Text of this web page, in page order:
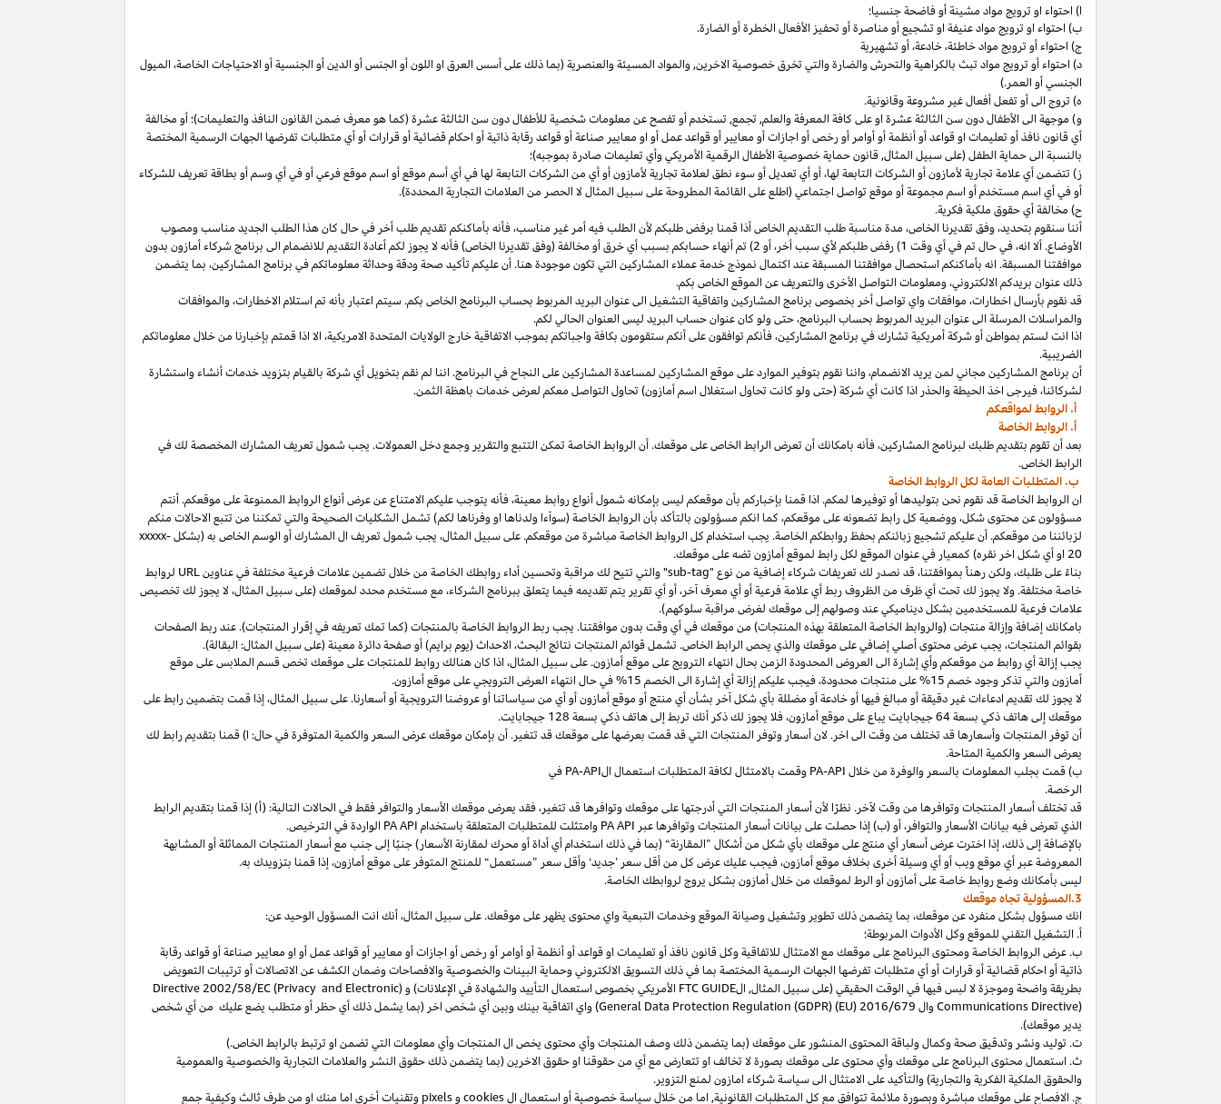
ا) احتواء او ترويج مواد مشينة أو فاضحة جنسيا؛
ب) احتواء او ترويج موادعنيفة او تشجيع أو مناصرة أو تحفيز الأفعال الخطرة أو الضارة.
ج) احتواء أو ترويج موادخاطئة،خادعة،أو تشهيرية
د) احتواء أو ترويج مواد تبث بالكراهية والتحرش والضارة والتي تخرق خصوصية الاخرين,والمواد المسيئة والعنصرية (بما ذلك على أسس العرق او اللون أو الجنس أو الدين أو الجنسية أو الاحتياجات الخاصة، الميول
الجنسي أو العمر.)
ه) تروج الى أو تفعل أفعال غير مشروعة وقانونية.
و) موجهة الى الأطفال دون سن الثالثة عشرة او على كافة المعرفة والعلم, تجمع, تستخدم أو تفصح عن معلومات شخصية للأطفال دون سن الثالثة عشرة (كما هو معرف ضمن القانون النافذ والتعليمات)؛ أو مخالفة
أي قانون نافذ أو تعليمات او قواعد أو أنظمة أو أوامر أو رخص أو اجازات أو معايير أو قواعد عمل أو او معايير صناعة أو قواعد رقابة ذاتية أو احكام قضائية أو قرارات أو أي متطلبات تفرضها الجهات الرسمية المختصة
بالنسبة الى حماية الطفل (على سبيل المثال, قانون حماية خصوصية الأطفال الرقمية الأمريكي وأي تعليمات صادرة بموجبه)؛
ز) تتضمن أي علامة تجارية لأمازون أو الشركات التابعة لها،أو أي تعديل أو سوء نطق لعلامة تجارية لأمازون أو أي من الشركات التابعة لها في أي أسم موقع أو اسم موقع فرعي أو في أي وسم أو بطاقة تعريف للشركاء
أو في أي اسم مستخدم أو اسم مجموعة أو موقع تواصل اجتماعي (اطلع على القائمة المطروحة على سبيل المثال لا الحصر من العلامات التجارية المحددة).
ح) مخالفة أي حقوق ملكية فكرية.
أننا سنقوم بتحديد،وفق تقديرنا الخاص، مدة مناسبة طلب التقديم الخاص أذا قمنا برفض طلبكم لأن الطلب فيه أمر غير مناسب،فأنه بأماكنكم تقديم طلب أخر في حال كان هذا الطلب الجديد مناسب ومصوب
الأوضاع. ألا انه،في حال تم في أي وقت 1) رفض طلبكم لأي سبب أخر،أو 2) تم أنهاء حسابكم بسبب أي خرق أو مخالفة (وفق تقديرنا الخاص)فأنه لا يجوز لكم أعادة التقديم للانضمام الى برنامج شركاء أمازون بدون
موافقتنا المسبقة. انه بأماكنكم استحصال موافقتنا المسبقة عند اكتمال نموذج خدمة عملاء المشاركين التي تكون موجودة هنا. أن عليكم تأكيد صحة ودقة وحداثة معلوماتكم في برنامج المشاركين، بما يتضمن
ذلك عنوان بريدكم الالكتروني،ومعلومات التواصل الأخرى والتعريف عن الموقع الخاص بكم.
قد نقوم بأرسال اخطارات، موافقات واي تواصل أخر بخصوص برنامج المشاركين واتفاقية التشغيل الى عنوان البريد المربوط بحساب البرنامج الخاص بكم. سيتم اعتبار بأنه تم استلام الاخطارات،والموافقات
والمراسلات المرسلة الى عنوان البريد المربوط بحساب البرنامج،حتى ولو كان عنوان حساب البريد ليس العنوان الحالي لكم.
اذا انت لستم بمواطن أو شركة أمريكية تشارك في برنامج المشاركين،فأنكم توافقون على أنكم ستقومون بكافة واجباتكم بموجب الاتفاقيةخارج الولايات المتحدة الامريكية، الا اذا قمتم بإخبارنا من خلال معلوماتكم
الضريبية.
أن برنامج المشاركين مجاني لمن يريد الانضمام،واننا نقوم بتوفير الموارد على موقع المشاركين لمساعدة المشاركين على النجاح في البرنامج. اننا لم نقم بتخويل أي شركة بالقيام بتزويد خدمات أنشاء واستشارة
لشركائنا،فيرجى اخذ الحيطة والحذر اذا كانت أي شركة (حتى ولو كانت تحاول استغلال اسم أمازون) تحاول التواصل معكم لعرض خدمات باهظة الثمن.
أ. الروابط لمواقعكم
أ. الروابط الخاصة
بعد أن تقوم بتقديم طلبك لبرنامج المشاركين،فأنه بامكانكأن تعرض الرابط الخاص على موقعك. أن الروابط الخاصة تمكن التتبع والتقرير وجمع دخل العمولات. يجب شمول تعريف المشارك المخصصة لك في
الرابط الخاص.
ب. المتطلبات العامة لكل الروابط الخاصة
ان الروابط الخاصة قد نقوم نحن بتوليدها أو توفيرها لمكم. اذا قمنا بإخباركم بأن موقعكم ليس بإمكانه شمول أنواع روابط معينة،فأنه يتوجب عليكم الامتناع عن عرض أنواع الروابط الممنوعة على موقعكم. أنتم
مسؤولون عن محتوىشكل،ووضعية كل رابط تضعونه على موقعكم، كما انكم مسؤولون بالتأكد بأن الروابط الخاصة (سوآءا ولدناها او وفرناها لكم) تشمل الشكليات الصحيحة والتي تمكننا من تتبع الاحالات منكم
لزبائننا من موقعكم. أن عليكم تشجيع زبائنكم بحفظ روابطكم الخاصة. يجب استخدام كل الروابط الخاصة مباشرة من موقعكم. على سبيل المثال، يجب شمول تعريف ال المشارك أو الوسم الخاص به (بشكلxxxxx-
20 او أي شكل اخر نقره) كمعيار في عنوان الموقع لكل رابط لموقع أمازون تضه على موقعك.
بناءً على طلبك، ولكن رهناً بموافقتنا، قد نصدر لك تعريفات شركاء إضافية من نوع "sub-tag" والتي تتيح لك مراقبة وتحسين أداء روابطك الخاصة من خلال تضمين علامات فرعية مختلفة في عناوينURL لروابط
خاصة مختلفة. ولا يجوز لك تحت أي ظرف من الظروف ربط أي علامة فرعية أو أي معرف آخر، أو أي تقرير يتم تقديمه فيما يتعلق ببرنامج الشركاء، مع مستخدم محدد لموقعك (على سبيل المثال، لا يجوز لك تخصيص
علامات فرعية للمستخدمين بشكل ديناميكي عند وصولهم إلى موقعك لغرض مراقبة سلوكهم).
بامكانك إضافة وإزالة منتجات (والروابط الخاصة المتعلقة بهذه المنتجات) من موقعك في أي وقت بدون موافقتنا. يجب ربط الروابط الخاصة بالمنتجات (كما تمك تعريفه في إقرار المنتجات). عند ربط الصفحات
بقوائم المنتجات، يجب عرض محتوىأصلي إضافي على موقعك والذي يحص الرابط الخاص. تشمل قوائم المنتجات نتائج البحث، الاحداث (يوم برايم) أو صفحة دائرة معينة (على سبيل المثال: البقالة).
يجب إزالة أي روابط من موقعكم وأي إشارة الى العروض المحدودة الزمن بحال انتهاء الترويج على موقع أمازون. على سبيل المثال، اذا كان هنالك روابط للمنتجات على موقعك تخص قسم الملابس على موقع
أمازون والتي تذكر وجود خصم 15% على منتجات محدودة،فيجب عليكم إزالة أي إشارة الى الخصم 15% في حال انتهاء العرض الترويجي على موقع أمازون.
لا يجوز لك تقديم ادعاءاتغيردقيقةأو مبالغفيهاأوخادعةأو مضللة بأيشكلآخر بشأنأي منتجأو موقعأمازونأوأي منسياساتناأوعروضنا الترويجيةأوأسعارنا.علىسبيل المثال،إذا قمت بتضمينرابطعلى
موقعكإلىهاتفذكي بسعة جيجابايت يباععلى موقعأمازون،فلا يجوز لكذكرأنك تربطإلىهاتفذكي بسعة جيجابايت.
أن توفر المنتجات وأسعارها قد تختلف من وقت الى اخر. لان أسعار وتوفر المنتجات التي قد قمت بعرضها على موقعك قد تتغير. أن بإمكان موقعك عرض السعر والكمية المتوفرة في حال: ا) قمنا بتقديم رابط لك
يعرض السعر والكمية المتاحة.
ب) قمت بجلب المعلومات بالسعر والوفرة من خلال PA-API وقمت بالامتثال لكافة المتطلبات استعمال ال PA-API
في
الرخصة.
قد تختلف أسعار المنتجات وتوافرها من وقت لآخر. نظرًا لأن أسعار المنتجات التي أدرجتها على موقعك وتوافرها قد تتغير، فقد يعرض موقعك الأسعار والتوافر فقط في الحالات التالية: (أ) إذا قمنا بتقديم الرابط
الذي تعرض فيه بيانات الأسعار والتوافر، أو (ب) إذا حصلت على بيانات أسعار المنتجات وتوافرها عبر
وامتثلت للمتطلبات المتعلقة باستخدام الواردة في الترخيص.
بالإضافة إلىذلك، إذا اخترتعرضأسعار أي منتجعلى موقعك بأيشكل منأشكال ”المقارنة“
(بمافيذلك استخدامأيأداةأو محرك لمقارنة الأسعار)جنبًا إلىجنب معأسعار المنتجات المماثلةأو المشابهة
المعروضةعبر أي موقعويبأوأيوسيلةأخرى بخلاف موقعأمازون،فيجبعليكعرض كل منأقلسعر ’جديد‘ وأقلسعر ”مستعمل“ للمنتج المتوفر على موقعأمازون، إذا قمنا بتزويدك به.
ليس بأمكانكوضع روابط خاصة على أمازون أو الرط لموقعك من خلال أمازون بشكل يروج لروابطك الخاصة.
3.المسؤولية تجاه موقعك
انك مسؤول بشكل منفرد عن موقعك، بما يتضمن ذلك تطويروتشغيلوصيانة الموقع وخدمات التبعية واي محتوى يظهر على موقعك. على سبيل المثال،أنك انت المسؤول الوحيد عن:
أ. التشغيل التقني للموقع وكل الأدوات المربوطة؛
ب. عرض الروابط الخاصة ومحتوى البرنامج على موقعك مع الامتثال للاتفاقية وكل قانون نافذ أو تعليمات او قواعد أو أنظمة أو أوامر أو رخص أو اجازات أو معايير أو قواعد عمل أو او معايير صناعة أو قواعد رقابة
ذاتية أو احكام قضائية أو قرارات أو أي متطلبات تفرضها الجهات الرسمية المختصة بما في ذلك التسويق الالكتروني وحماية البينات والخصوصيةوالافصاحاتوضمان الكشف عن الاتصالات أو ترتيبات التعويض
بطريقة واضحة وموجزة لا لبس فيها في الوقت الحقيقي(على سبيل المثال, الFTC GUIDE الأمريكي بخصوص استعمال التأييد والشهادة في الإعلانات) و (Directive 2002/58/EC (Privacy and Electronic
Communications Directive) وال General Data Protection Regulation (GDPR) (EU) 2016/679) واي اتفاقية بينك وبين أي شخص اخر (بما يشمل ذلك أي حظر أو متطلب يضع عليك من أي شخص
يدير موقعك).
ت. توليد ونشر وتدقيق صحة وكمال ولباقة المحتوى المنشور على موقعك (بما يتضمن ذلك وصف المنتجات وأي محتوى يخص ال المنتجات وأي معلومات التي تضمن او ترتبط بالرابط الخاص.)
ث. استعمال محتوى البرنامج على موقعك وأي محتوى على موقعك بصورة لا تخالف او تتعارض مع أي من حقوقنا او حقوق الاخرين (بما يتضمن ذلك حقوق النشر والعلامات التجارية والخصوصية والعمومية
والحقوق الملكية الفكرية والتجارية) والتأكيد على الامتثال الى سياسة شركاء امازون لمنع التزوير.
ج. الافصاح على موقعك مباشرة وبصورة ملائمة تتوافق مع كل المتطلبات القانونية, اما من خلال سياسة خصوصية أو استعمال الcookiesوpixels وتقنيات أخرى اما منك او من طرف ثالث وكيفية جمع